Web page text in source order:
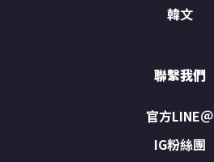
韓文
聯繫我們
官方LINE＠
IG粉絲團